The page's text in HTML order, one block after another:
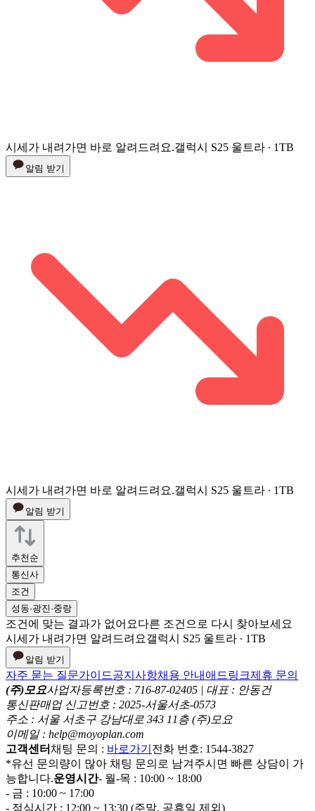
시세가 내려가면 바로 알려드려요.갤럭시 S25 울트라 ∙ 1TB
알림 받기
시세가 내려가면 바로 알려드려요.갤럭시 S25 울트라 ∙ 1TB
알림 받기
추천순
통신사
조건
성동·광진·중랑
조건에 맞는 결과가 없어요다른 조건으로 다시 찾아보세요
시세가 내려가면 알려드려요갤럭시 S25 울트라 ∙ 1TB
알림 받기
자주 묻는 질문가이드공지사항채용 안내 애드링크제휴 문의
(주)모요사업자등록번호 : 716-87-02405 | 대표 : 안동건
통신판매업 신고번호 : 2025-서울서초-0573
주소 : 서울 서초구 강남대로 343 11층 (주)모요
이메일 : help@moyoplan.com
고객센터 채팅 문의 : 바로가기 전화 번호: 1544-3827
*유선 문의량이 많아 채팅 문의로 남겨주시면 빠른 상담이 가
능합니다.운영시간- 월-목 : 10:00 ~ 18:00
- 금 : 10:00 ~ 17:00
- 점심시간 : 12:00 ~ 13:30 (주말, 공휴일 제외)